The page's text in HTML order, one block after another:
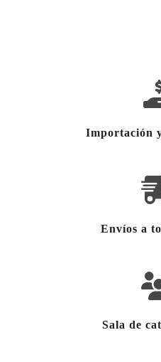
Importación
Envíos a
Sala de